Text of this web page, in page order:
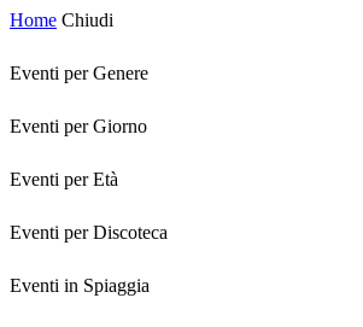
Home Chiudi
Eventi per Genere
Eventi per Giorno
Eventi per Età
Eventi per Discoteca
Eventi in Spiaggia